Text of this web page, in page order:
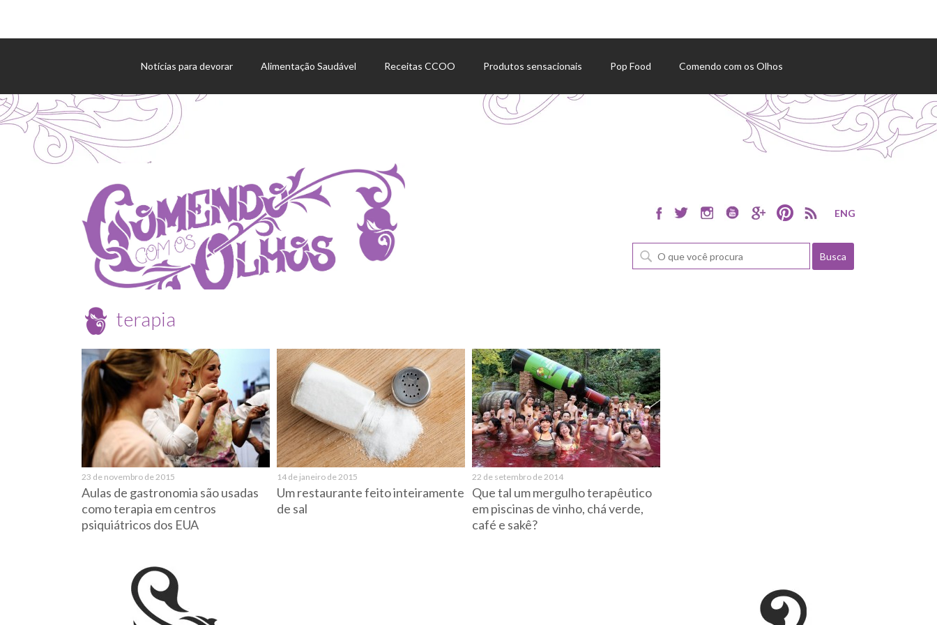
Notícias para devorar Alimentação Saudável Receitas CCOO Produtos sensacionais Pop Food Comendo com os Olhos
Agenda de eventos
ENG
terapia
23 de novembro de 2015
Aulas de gastronomia são usadas
como terapia em centros
psiquiátricos dos EUA
14 de janeiro de 2015
Um restaurante feito inteiramente
de sal
22 de setembro de 2014
Que tal um mergulho terapêutico
em piscinas de vinho, chá verde,
café e sakê?